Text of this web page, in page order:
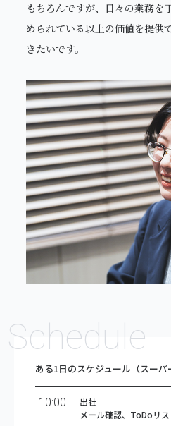
もちろんですが、日々の業務を
められている以上の価値を提供
きたいです。
Schedule
ある1日のスケジュール（スーパ
10:00
出社
メール確認、ToDoリ